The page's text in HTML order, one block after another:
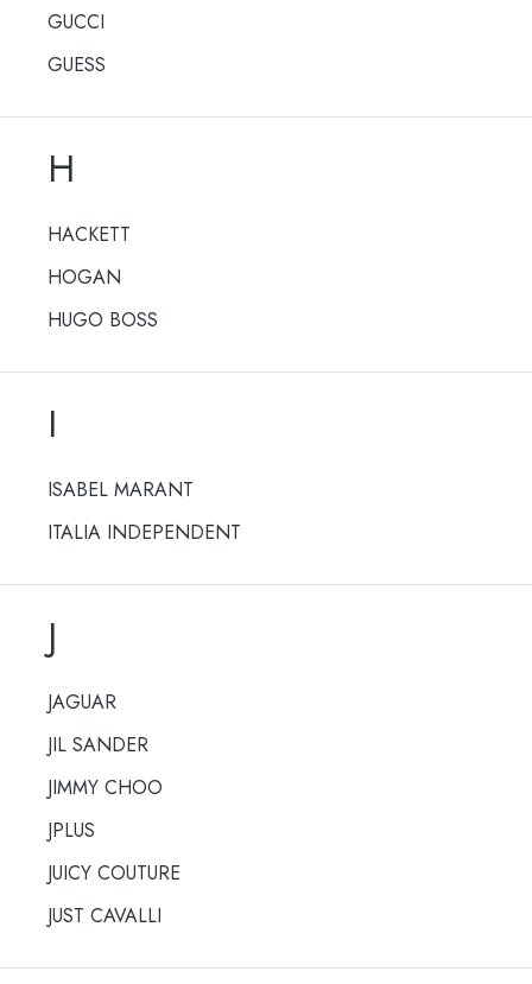
GUCCI
GUESS
H
HACKETT
HOGAN
HUGO BOSS
I
ISABEL MARANT
ITALIA INDEPENDENT
J
JAGUAR
JIL SANDER
JIMMY CHOO
JPLUS
JUICY COUTURE
JUST CAVALLI